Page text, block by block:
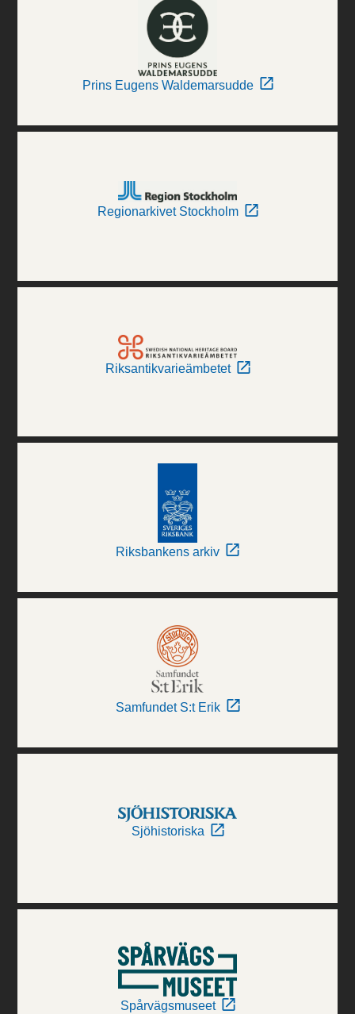
Prins Eugens Waldemarsudde
Regionarkivet Stockholm
Riksantikvarieämbetet
Riksbankens arkiv
Samfundet S:t Erik
Sjöhistoriska
Spårvägsmuseet